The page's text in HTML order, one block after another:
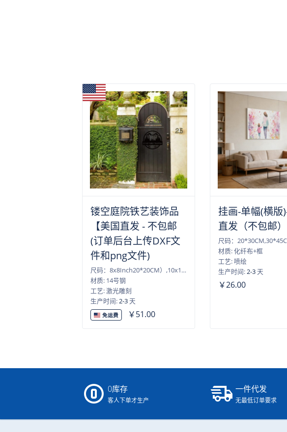
镂空庭院铁艺装饰品
【美国直发 - 不包邮
(订单后台上传DXF文
件和png文件)
尺码：8x8Inch20*20CM）,10x10Inch（25*25CM）,12x12Inch（30*30CM）,14x14Inch（35*35CM）,16x16Inch（40*40CM）,18x18Inch（45*45CM）,20x20Inch（50*50CM）,22x22Inch（55*55CM）,24x24Inch（60*60CM）,26x26Inch（65*65CM）,28x28Inch（70*70CM）
材质: 14号钢
工艺: 激光雕刻
生产时间: 2-3天
免运费 ￥51.00
挂画-单幅(横版
直发（不包邮）
材质: 化纤布+框
工艺: 喷绘
生产时间: 2-3天
￥26.00
0库存
客人下单才生产
一件代发
无最低订单要求